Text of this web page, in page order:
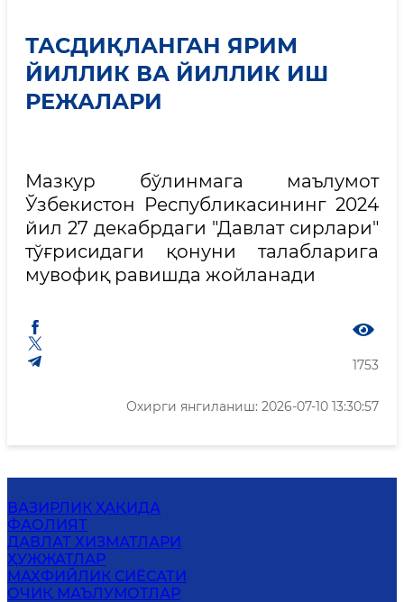
ТАСДИҚЛАНГАН ЯРИМ
ЙИЛЛИК ВА ЙИЛЛИК ИШ
РЕЖАЛАРИ
Мазкур бўлинмага маълумот
Ўзбекистон Республикасининг 2024
йил 27 декабрдаги "Давлат сирлари"
тўғрисидаги қонуни талабларига
мувофиқ равишда жойланади
1753
Охирги янгиланиш: 2026-07-10 13:30:57
ВАЗИРЛИК ҲАҚИДА
ФАОЛИЯТ
ДАВЛАТ ХИЗМАТЛАРИ
ҲУЖЖАТЛАР
MАХФИЙЛИК СИЁСАТИ
ОЧИҚ МАЪЛУМОТЛАР